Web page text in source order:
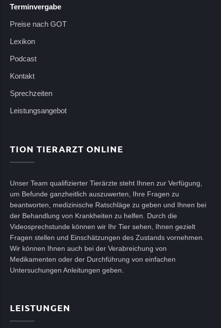
Terminvergabe
Preise nach GOT
Lexikon
Podcast
Kontakt
Sprechzeiten
Leistungsangebot
TION TIERARZT ONLINE
Unser Team qualifizierter Tierärzte steht Ihnen zur Verfügung,
um Befunde ganzheitlich auszuwerten, Ihre Fragen zu
beantworten, medizinische Ratschläge zu geben und Ihnen bei
der Behandlung von Krankheiten zu helfen. Durch die
Videosprechstunde können wir Ihr Tier sehen, Ihnen gezielt
Fragen stellen und Einschätzungen des Zustands vornehmen.
Wir können Ihnen auch bei der Verabreichung von
Medikamenten oder der Durchführung von einfachen
Untersuchungen Anleitungen geben.
LEISTUNGEN